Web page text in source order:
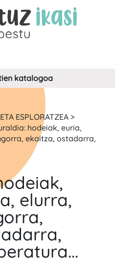
katalogoa
ESPLORATZEA >
hodeiak, euria,
ekaitza, ostadarra,
elurra,